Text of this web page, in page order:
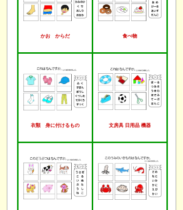
かお からだ 食べ物
衣類 身に付けるもの 文房具 日用品 機器